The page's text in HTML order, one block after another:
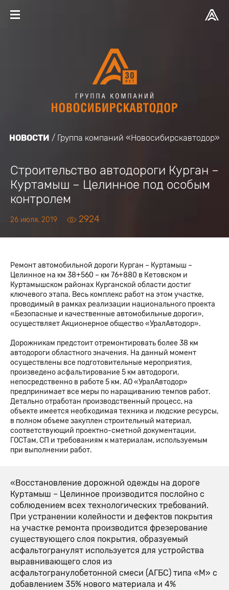
НОВОСТИ Группа компаний «Новосибирскавтодор»
Строительство автодороги Курган –
Куртамыш – Целинное под особым
контролем
26 июля, 2019 2924
Ремонт автомобильной дороги Курган – Куртамыш –
Целинное на км 38+560 – км 76+880 в Кетовском и
Куртамышском районах Курганской области достиг
ключевого этапа. Весь комплекс работ на этом участке,
проводимый в рамках реализации национального проекта
«Безопасные и качественные автомобильные дороги»,
осуществляет Акционерное общество «УралАвтодор».
Дорожникам предстоит отремонтировать более 38 км
автодороги областного значения. На данный момент
осуществлены все подготовительные мероприятия,
произведено асфальтирование 5 км автодороги,
непосредственно в работе 5 км. АО «УралАвтодор»
предпринимает все меры по наращиванию темпов работ.
Детально отработан производственный процесс, на
объекте имеется необходимая техника и людские ресурсы,
в полном объеме закуплен строительный материал,
соответствующий проектно-сметной документации,
ГОСТам, СП и требованиям к материалам, используемым
при выполнении работ.
«Восстановление дорожной одежды на дороге
Куртамыш – Целинное производится послойно с
соблюдением всех технологических требований.
При устранении колейности и дефектов покрытия
на участке ремонта производится фрезерование
существующего слоя покрытия, образуемый
асфальтогранулят используется для устройства
выравнивающего слоя из
асфальтогранулобетонной смеси (АГБС) типа «М» с
добавлением 35% нового материала и 4%